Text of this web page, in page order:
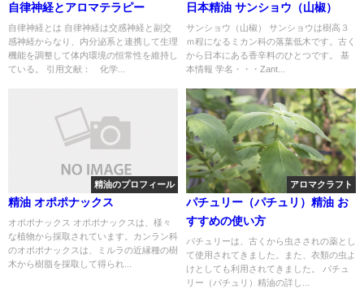
自律神経とアロマテラピー
自律神経とは 自律神経は交感神経と副交
感神経からなり、内分泌系と連携して生理
機能を調整して体内環境の恒常性を維持し
ている。 引用文献： 化学...
日本精油 サンショウ（山椒）
サンショウ（山椒） サンショウは樹高３
ｍ程になるミカン科の落葉低木です。古く
から日本にある香辛料のひとつです。 基
本情報 学名・・・Zant...
精油のプロフィール
精油 オポポナックス
オポポナックス オポポナックスは、様々
な植物から採取されています。カンラン科
のオポポナックスは、ミルラの近縁種の樹
木から樹脂を採取して得られ...
アロマクラフト
パチュリー（パチュリ）精油 お
すすめの使い方
パチュリーは、古くから虫さされの薬とし
て使用されてきました。また、衣類の虫よ
けとしても利用されてきました。 パチュ
リー（パチュリ）精油の詳し...